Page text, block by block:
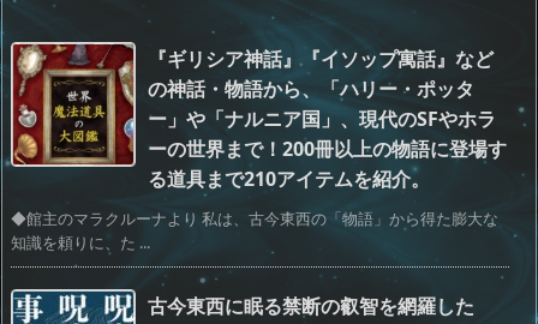
『ギリシア神話』『イソップ寓話』など
の神話・物語から、「ハリー・ポッタ
ー」や「ナルニア国」、現代のSFやホラ
ーの世界まで！200冊以上の物語に登場す
る道具まで210アイテムを紹介。
◆館主のマラクルーナより 私は、古今東西の「物語」から得た膨大な
知識を頼りに、た ...
古今東西に眠る禁断の叡智を網羅した